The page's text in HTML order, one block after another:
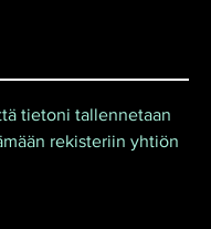
tietoni tallennetaan
rekisteriin yhtiön